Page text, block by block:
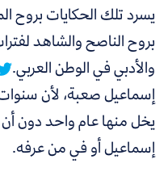
يسرد تلك الحكايات بروح
بروح الناصح والشاهد
والأدبي في الوطن العربي.
إسماعيل صعبة، لأن سنوات
يخل منها عام واحد دون
إسماعيل أو في من عرفه.